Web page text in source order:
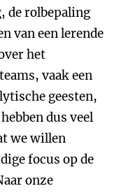
de rolbepaling
van een lerende
het
vaak een
geesten,
dus veel
we willen
focus op de
onze